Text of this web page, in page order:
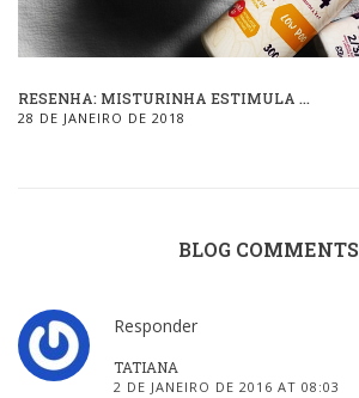
RESENHA: MISTURINHA ESTIMULA ...
28 DE JANEIRO DE 2018
BLOG COMMENTS
Responder
TATIANA
2 DE JANEIRO DE 2016 AT 08:03